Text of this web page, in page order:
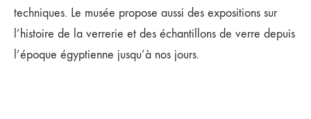
techniques. Le musée propose aussi des expositions sur
l’histoire de la verrerie et des échantillons de verre depuis
l’époque égyptienne jusqu’à nos jours.